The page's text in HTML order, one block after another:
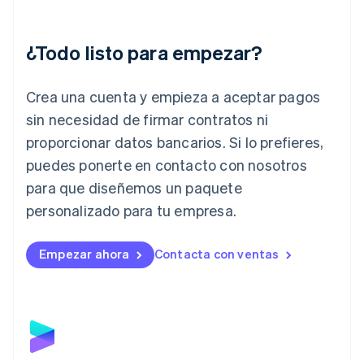
¿Todo listo para empezar?
Crea una cuenta y empieza a aceptar pagos
sin necesidad de firmar contratos ni
proporcionar datos bancarios. Si lo prefieres,
puedes ponerte en contacto con nosotros
para que diseñemos un paquete
personalizado para tu empresa.
Empezar ahora Contacta con ventas
Irlanda
Italia
English
Japón
日本語English
Letonia
Liechtenstein
DeutschEnglish
English
Luxemburgo
Malta
English